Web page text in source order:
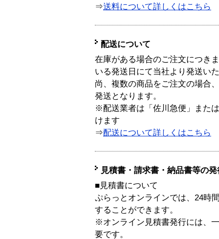
⇒送料について詳しくはこちら
配送について
在庫がある場合のご注文につき
いる発送日にて当社より発送い
尚、複数の商品をご注文の場合
発送となります。
※配送業者は「佐川急便」また
けます
⇒配送について詳しくはこちら
見積書・請求書・納品書等の
■見積書について
ぷらっとオンラインでは、24時
することができます。
※オンライン見積書発行には、
要です。